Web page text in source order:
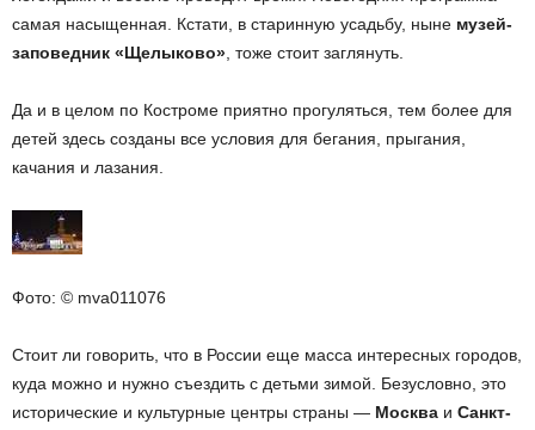
самая насыщенная. Кстати, в старинную усадьбу, ныне музей-
заповедник «Щелыково» , тоже стоит заглянуть.
Да и в целом по Костроме приятно прогуляться, тем более для
детей здесь созданы все условия для бегания, прыгания,
качания и лазания.
Фото: © mva011076
Стоит ли говорить, что в России еще масса интересных городов,
куда можно и нужно съездить с детьми зимой. Безусловно, это
исторические и культурные центры страны — Москва и Санкт-